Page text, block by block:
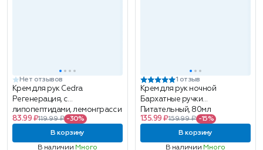
Нет отзывов
Крем для рук Cedra
Регенерация, с
липопептидами, лемонграсс и
вербена, 75мл
83.99 ₽119.99 ₽ -30%
В корзину
В наличии Много
1 отзыв
Крем для рук ночной
Бархатные ручки
Питательный, 80мл
135.99 ₽159.99 ₽ -15%
В корзину
В наличии Много